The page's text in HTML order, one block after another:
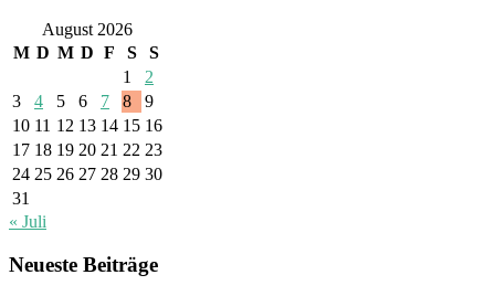
August 2026
M D M D F S
S
1
2
3
4 5 6 7 8
9
10 11 12 13 14 15 16
17 18 19 20 21 22 23
24 25 26 27 28 29 30
31
« Juli
Neueste Beiträge